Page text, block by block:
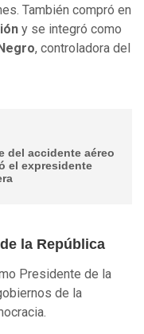
También compró en
y se integró como
, controladora del
del accidente aéreo
el expresidente
la República
Presidente de la
de la